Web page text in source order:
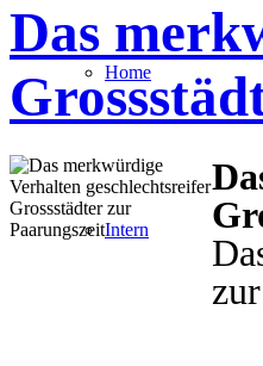
Home
Intern
Das